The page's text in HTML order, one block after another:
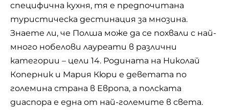
специфична кухня, тя е предпочитана
туристическа дестинация за мнозина.
Знаете ли, че Полша може да се похвали с най-
много нобелови лауреати в различни
категории – цели 14. Родината на Николай
Коперник и Мария Кюри е деветата по
големина страна в Европа, а полската
диаспора е една от най-големите в света.